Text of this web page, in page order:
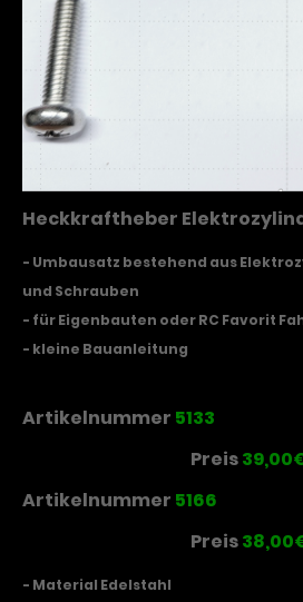
Heckkraftheber
- Umbausatz bestehend aus
und Schrauben
- für Eigenbauten oder RC Favorit
- kleine Bauanleitung
Artikelnummer 5133
Preis
Artikelnummer 5166
Preis
- Material Edelstahl